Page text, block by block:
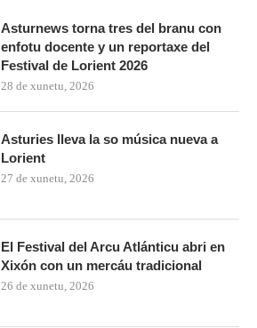
Asturnews torna tres del branu con
enfotu docente y un reportaxe del
Festival de Lorient 2026
28 de xunetu, 2026
Asturies lleva la so música nueva a
Lorient
27 de xunetu, 2026
El Festival del Arcu Atlánticu abri en
Xixón con un mercáu tradicional
26 de xunetu, 2026